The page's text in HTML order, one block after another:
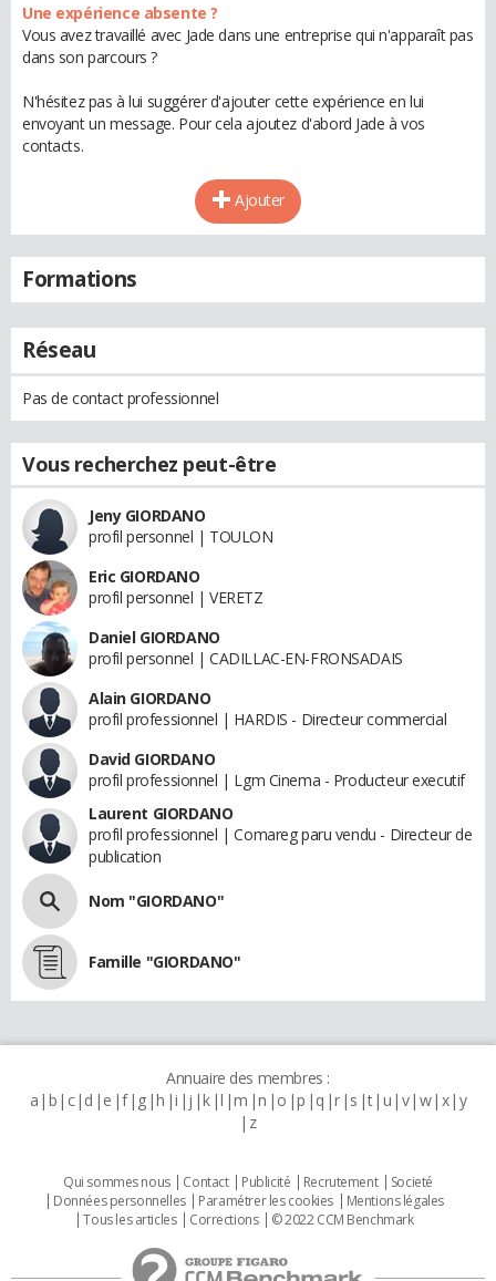
Une expérience absente ?
Vous avez travaillé avec Jade dans une entreprise qui n'apparaît pas
dans son parcours ?
N'hésitez pas à lui suggérer d'ajouter cette expérience en lui
envoyant un message. Pour cela ajoutez d'abord Jade à vos
contacts.
Ajouter
Formations
Réseau
Pas de contact professionnel
Vous recherchez peut-être
Jeny GIORDANO
profil personnel | TOULON
Eric GIORDANO
profil personnel | VERETZ
Daniel GIORDANO
profil personnel | CADILLAC-EN-FRONSADAIS
Alain GIORDANO
profil professionnel | HARDIS - Directeur commercial
David GIORDANO
profil professionnel | Lgm Cinema - Producteur executif
Laurent GIORDANO
profil professionnel | Comareg paru vendu - Directeur de
publication
Nom "GIORDANO"
Famille "GIORDANO"
Annuaire des membres :
a b c d e f g h i j k l m n o p q r s t u v w x y
z
Qui sommes nous Contact Publicité Recrutement
Societé
Données personnelles
Paramétrer les cookies
Mentions légales
Tous les articles
Corrections © 2022 CCM Benchmark